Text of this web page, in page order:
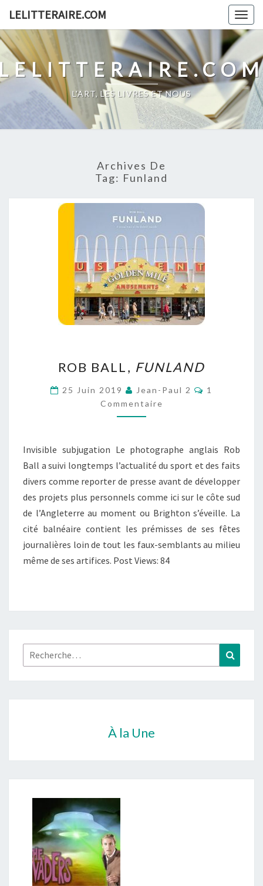
content
LELITTERAIRE.COM
L'ART, LES LIVRES ET NOUS
Archives De
Tag: Funland
BALL,
FUNLAND
ROB BALL, FUNLAND
25 Juin 2019 Jean-Paul 2
1
Commentaire
Invisible subjugation Le photographe anglais Rob
Ball a suivi longtemps l’actualité du sport et des faits
divers comme reporter de presse avant de développer
des projets plus personnels comme ici sur le côte sud
de l’Angleterre au moment ou Brighton s’éveille. La
cité balnéaire contient les prémisses de ses fêtes
journalières loin de tout les faux-semblants au milieu
même de ses artifices. Post Views: 84
Rechercher :
À la Une